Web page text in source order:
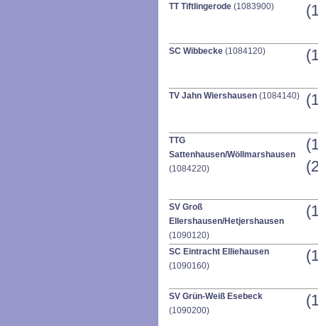
TT Tiftlingerode (1083900)
SC Wibbecke (1084120)
TV Jahn Wiershausen (1084140)
TTG
Sattenhausen/Wöllmarshausen
(1084220)
SV Groß
Ellershausen/Hetjershausen
(1090120)
SC Eintracht Elliehausen
(1090160)
SV Grün-Weiß Esebeck
(1090200)